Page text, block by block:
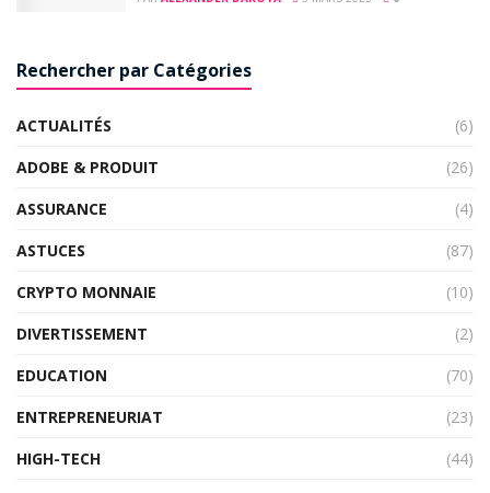
Rechercher par Catégories
ACTUALITÉS
(6)
ADOBE & PRODUIT
(26)
ASSURANCE
(4)
ASTUCES
(87)
CRYPTO MONNAIE
(10)
DIVERTISSEMENT
(2)
EDUCATION
(70)
ENTREPRENEURIAT
(23)
HIGH-TECH
(44)